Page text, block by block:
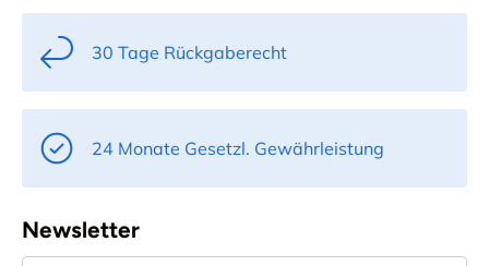
30 Tage Rückgaberecht
24 Monate Gesetzl. Gewährleistung
Newsletter